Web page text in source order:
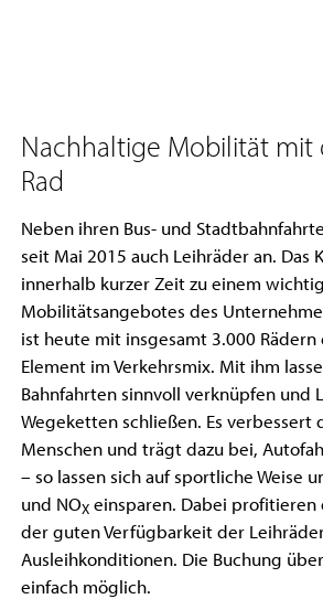
Nachhaltige Mobilität mit
Rad
Neben ihren Bus- und
seit Mai 2015 auch Leihräder an. Das
innerhalb kurzer Zeit zu einem
Mobilitätsangebotes des
ist heute mit insgesamt 3.000
Element im Verkehrsmix. Mit ihm
Bahnfahrten sinnvoll verknüpfen und
Wegeketten schließen. Es
Menschen und trägt dazu bei,
– so lassen sich auf sportliche Weise
und NOXeinsparen. Dabei profitieren
der guten Verfügbarkeit der
Ausleihkonditionen. Die Buchung
einfach möglich.